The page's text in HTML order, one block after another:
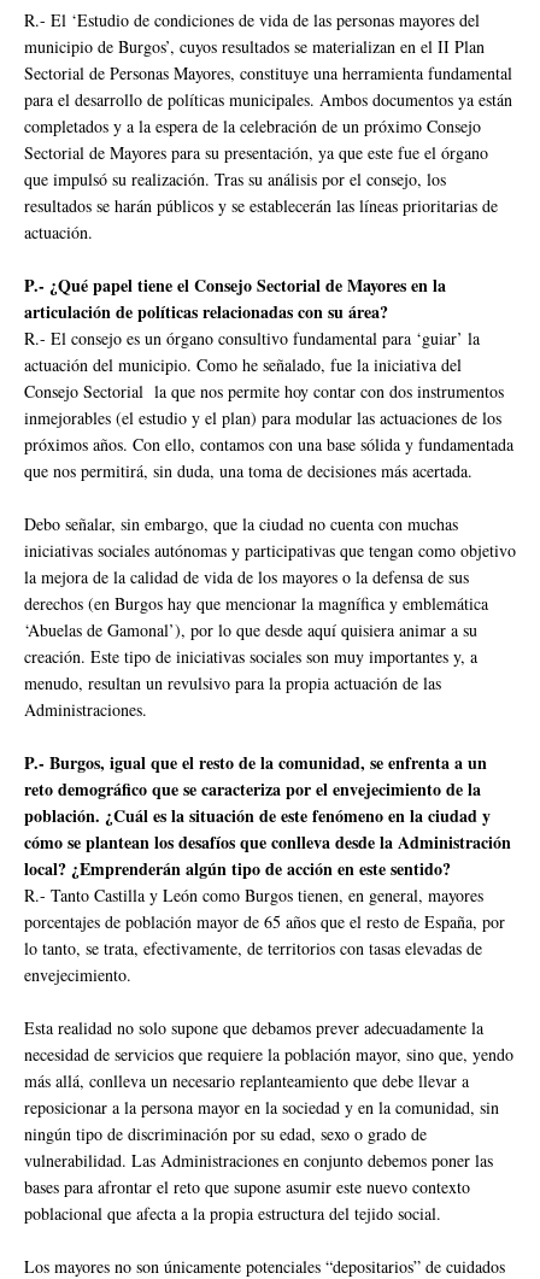
R.- El ‘Estudio de condiciones de vida de las personas mayores del
municipio de Burgos’, cuyos resultados se materializan en el II Plan
Sectorial de Personas Mayores, constituye una herramienta fundamental
para el desarrollo de políticas municipales. Ambos documentos ya están
completados y a la espera de la celebración de un próximo Consejo
Sectorial de Mayores para su presentación, ya que este fue el órgano
que impulsó su realización. Tras su análisis por el consejo, los
resultados se harán públicos y se establecerán las líneas prioritarias de
actuación.
P.- ¿Qué papel tiene el Consejo Sectorial de Mayores en la
articulación de políticas relacionadas con su área?
R.- El consejo es un órgano consultivo fundamental para ‘guiar’ la
actuación del municipio. Como he señalado, fue la iniciativa del
Consejo Sectorial la que nos permite hoy contar con dos instrumentos
inmejorables (el estudio y el plan) para modular las actuaciones de los
próximos años. Con ello, contamos con una base sólida y fundamentada
que nos permitirá, sin duda, una toma de decisiones más acertada.
Debo señalar, sin embargo, que la ciudad no cuenta con muchas
iniciativas sociales autónomas y participativas que tengan como objetivo
la mejora de la calidad de vida de los mayores o la defensa de sus
derechos (en Burgos hay que mencionar la magnífica y emblemática
‘Abuelas de Gamonal’), por lo que desde aquí quisiera animar a su
creación. Este tipo de iniciativas sociales son muy importantes y, a
menudo, resultan un revulsivo para la propia actuación de las
Administraciones.
P.- Burgos, igual que el resto de la comunidad, se enfrenta a un
reto demográfico que se caracteriza por el envejecimiento de la
población. ¿Cuál es la situación de este fenómeno en la ciudad y
cómo se plantean los desafíos que conlleva desde la Administración
local? ¿Emprenderán algún tipo de acción en este sentido?
R.- Tanto Castilla y León como Burgos tienen, en general, mayores
porcentajes de población mayor de 65 años que el resto de España, por
lo tanto, se trata, efectivamente, de territorios con tasas elevadas de
envejecimiento.
Esta realidad no solo supone que debamos prever adecuadamente la
necesidad de servicios que requiere la población mayor, sino que, yendo
más allá, conlleva un necesario replanteamiento que debe llevar a
reposicionar a la persona mayor en la sociedad y en la comunidad, sin
ningún tipo de discriminación por su edad, sexo o grado de
vulnerabilidad. Las Administraciones en conjunto debemos poner las
bases para afrontar el reto que supone asumir este nuevo contexto
poblacional que afecta a la propia estructura del tejido social.
Los mayores no son únicamente potenciales “depositarios” de cuidados